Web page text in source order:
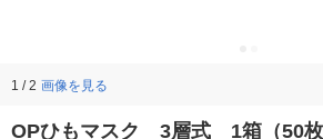
1 / 2 画像を見る
OPひもマスク 3層式 1箱（50